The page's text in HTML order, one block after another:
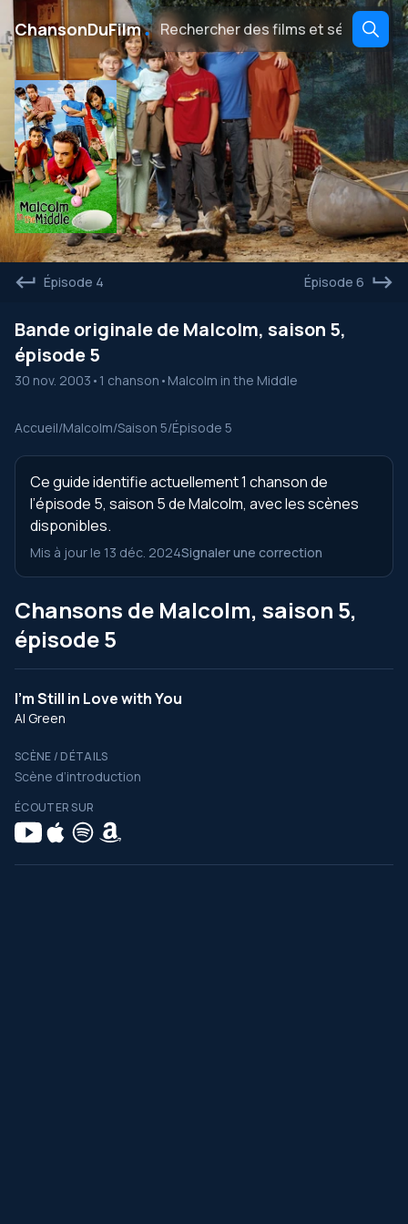
ChansonDuFilm․
Épisode 4 Épisode 6
Bande originale de Malcolm, saison 5,
épisode 5
30 nov. 2003 • 1 chanson • Malcolm in the Middle
Accueil/Malcolm/Saison 5/Épisode 5
Ce guide identifie actuellement 1 chanson de
l’épisode 5, saison 5 de Malcolm, avec les scènes
disponibles.
Mis à jour le 13 déc. 2024Signaler une correction
Chansons de Malcolm, saison 5,
épisode 5
I'm Still in Love with You
Al Green
SCÈNE / DÉTAILS
Scène d’introduction
ÉCOUTER SUR